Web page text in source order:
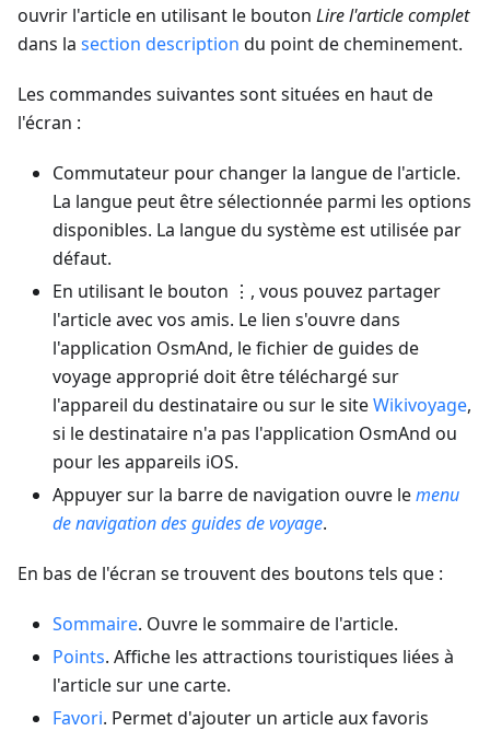
ouvrir l'article en utilisant le bouton Lire l'article complet
dans la section description du point de cheminement.
Les commandes suivantes sont situées en haut de
l'écran :
Commutateur pour changer la langue de l'article.
La langue peut être sélectionnée parmi les options
disponibles. La langue du système est utilisée par
défaut.
En utilisant le bouton ⋮, vous pouvez partager
l'article avec vos amis. Le lien s'ouvre dans
l'application OsmAnd, le fichier de guides de
voyage approprié doit être téléchargé sur
l'appareil du destinataire ou sur le siteWikivoyage,
si le destinataire n'a pas l'application OsmAnd ou
pour les appareils iOS.
Appuyer sur la barre de navigation ouvre lemenu
de navigation des guides de voyage.
En bas de l'écran se trouvent des boutons tels que :
Sommaire. Ouvre le sommaire de l'article.
Points. Affiche les attractions touristiques liées à
l'article sur une carte.
Favori. Permet d'ajouter un article aux favoris